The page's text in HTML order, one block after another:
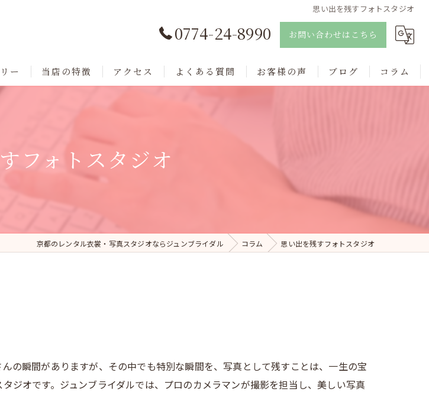
思い出を残すフォトスタジオ
0774-24-8990 お問い合わせはこちら
ー 当店の特徴
卒業
アクセス よくある質問 お客様の声 ブログ コラム
フォトスタジオ
京都のレンタル衣裳・写真スタジオならジュンブライダル コラム 思い出を残すフォトスタジオ
の瞬間がありますが、その中でも特別な瞬間を、写真として残すことは、一生の宝
ジオです。ジュンブライダルでは、プロのカメラマンが撮影を担当し、美しい写真